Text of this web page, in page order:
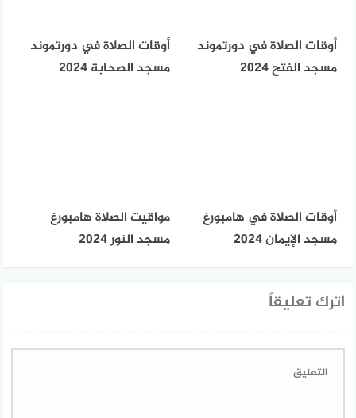
أوقات الصلاة في دورتموند
مسجد الفتح 2024
أوقات الصلاة في دورتموند
مسجد الصحابة 2024
أوقات الصلاة في هامبورغ
مسجد الإيمان 2024
مواقيت الصلاة هامبورغ
مسجد النور 2024
اترك تعليقاً